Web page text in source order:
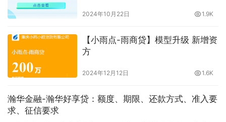
2024年10月22日 1.9K
【小雨点-雨商贷】模型升级 新增资
方
2024年12月12日 1.6K
瀚华金融-瀚华好享贷：额度、期限、还款方式、准入要
求、征信要求